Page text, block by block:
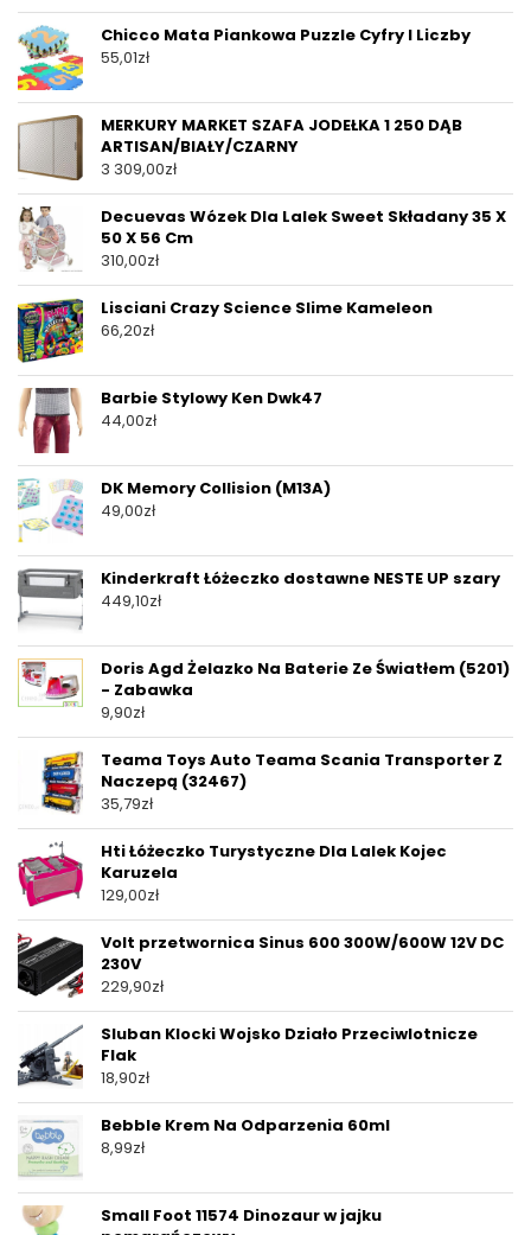
Chicco Mata Piankowa Puzzle Cyfry I Liczby
55,01zł
MERKURY MARKET SZAFA JODEŁKA 1 250 DĄB
ARTISAN/BIAŁY/CZARNY
3 309,00zł
Decuevas Wózek Dla Lalek Sweet Składany 35 X
50 X 56 Cm
310,00zł
Lisciani Crazy Science Slime Kameleon
66,20zł
Barbie Stylowy Ken Dwk47
44,00zł
DK Memory Collision (M13A)
49,00zł
Kinderkraft Łóżeczko dostawne NESTE UP szary
449,10zł
Doris Agd Żelazko Na Baterie Ze Światłem (5201)
- Zabawka
9,90zł
Teama Toys Auto Teama Scania Transporter Z
Naczepą (32467)
35,79zł
Hti Łóżeczko Turystyczne Dla Lalek Kojec
Karuzela
129,00zł
Volt przetwornica Sinus 600 300W/600W 12V DC
230V
229,90zł
Sluban Klocki Wojsko Działo Przeciwlotnicze
Flak
18,90zł
Bebble Krem Na Odparzenia 60ml
8,99zł
Small Foot 11574 Dinozaur w jajku